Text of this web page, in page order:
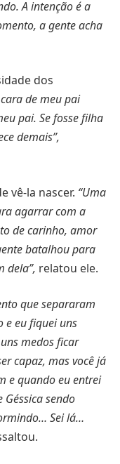
A intenção é a
a gente acha
dos
de meu pai
pai. Se fosse filha
demais”,
vê-la nascer. “Uma
agarrar com a
de carinho, amor
batalhou para
dela”, relatou ele.
que separaram
e eu fiquei uns
medos ficar
capaz, mas você já
e quando eu entrei
sendo
Sei lá…